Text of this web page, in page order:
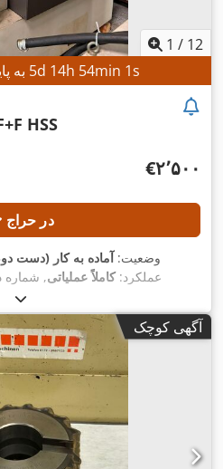
1 / 12
به پایان می‌رسد در 5d 14h 53min 59s
HSS
‎€۲٬۵۰۰
در حراج
وضعیت:آماده به کار (دست
عملکرد:کاملاً عملیاتی, شماره
۲۵۰, مسافت حرکت محور Z: ۲۵۶ میلی‌متر, قطر سیم
, مدل کنترلر:AGIEVISION / AGIE HSS-
آگهی کوچک